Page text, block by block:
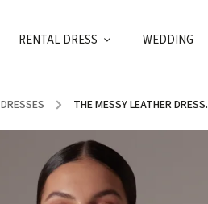
RENTAL DRESS WEDDING
DRESSES / THE MESSY LEATHER DRESS.